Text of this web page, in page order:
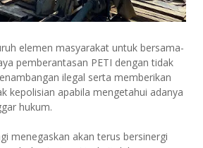
elemen masyarakat untuk bersama-
pemberantasan PETI dengan tidak
ilegal serta memberikan
kepolisian apabila mengetahui adanya
hukum.
menegaskan akan terus bersinergi